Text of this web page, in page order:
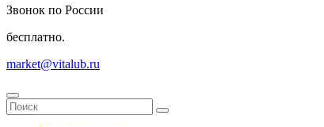
Звонок по России
бесплатно.
market@vitalub.ru